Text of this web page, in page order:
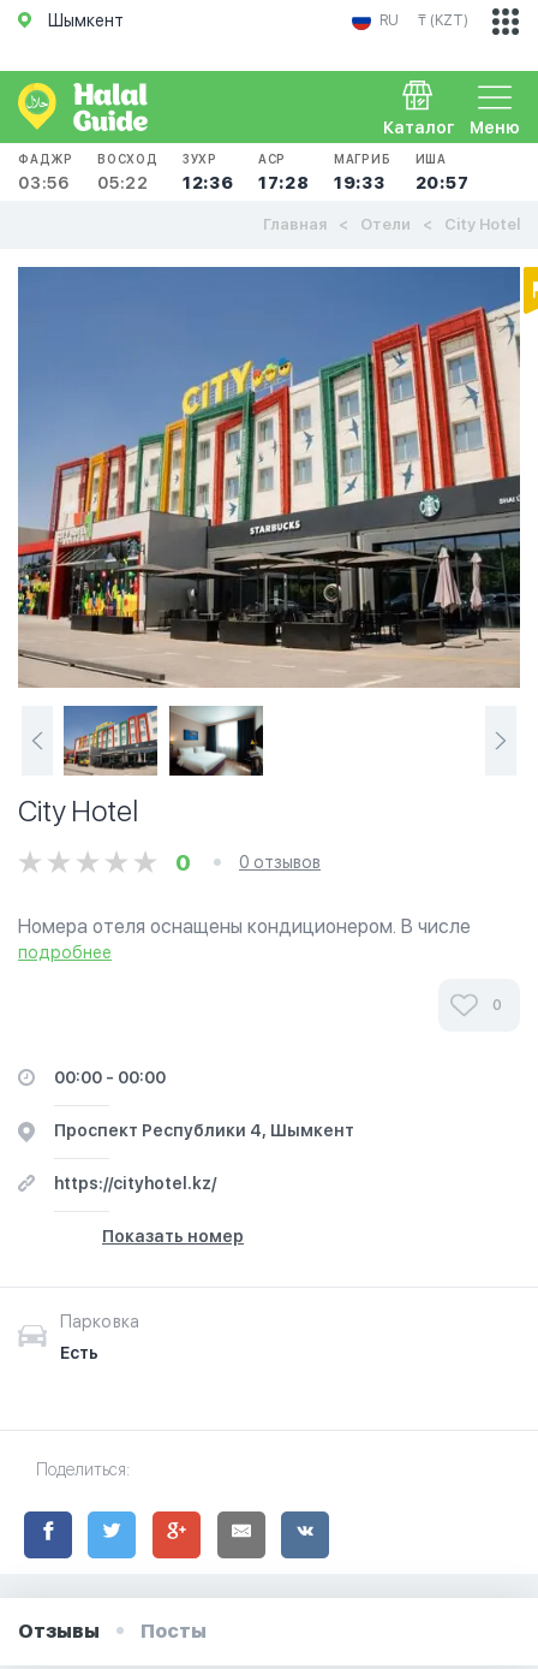
Шымкент RU ₸ (KZT)
Меню
Каталог
ФАДЖР
03:56
ВОСХОД
05:22
ЗУХР
12:36
АСР
17:28
МАГРИБ
19:33
ИША
20:57
Главная Отели City Hotel
City Hotel
0 0 отзывов
Номера отеля оснащены кондиционером. В числе
удобств — письменный стол, чайник, холодильник,
собственная ванная комната с душем. Все номера...
подробнее
0
00:00 - 00:00
Проспект Республики 4, Шымкент
https://cityhotel.kz/
Показать номер
Парковка
Есть
Поделиться:
Отзывы Посты